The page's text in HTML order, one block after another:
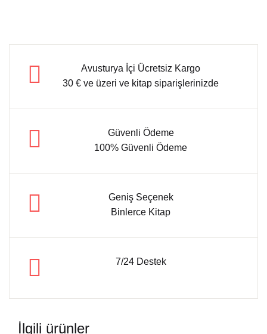
Avusturya İçi Ücretsiz Kargo
30 € ve üzeri ve kitap siparişlerinizde
Güvenli Ödeme
100% Güvenli Ödeme
Geniş Seçenek
Binlerce Kitap
7/24 Destek
İlgili ürünler